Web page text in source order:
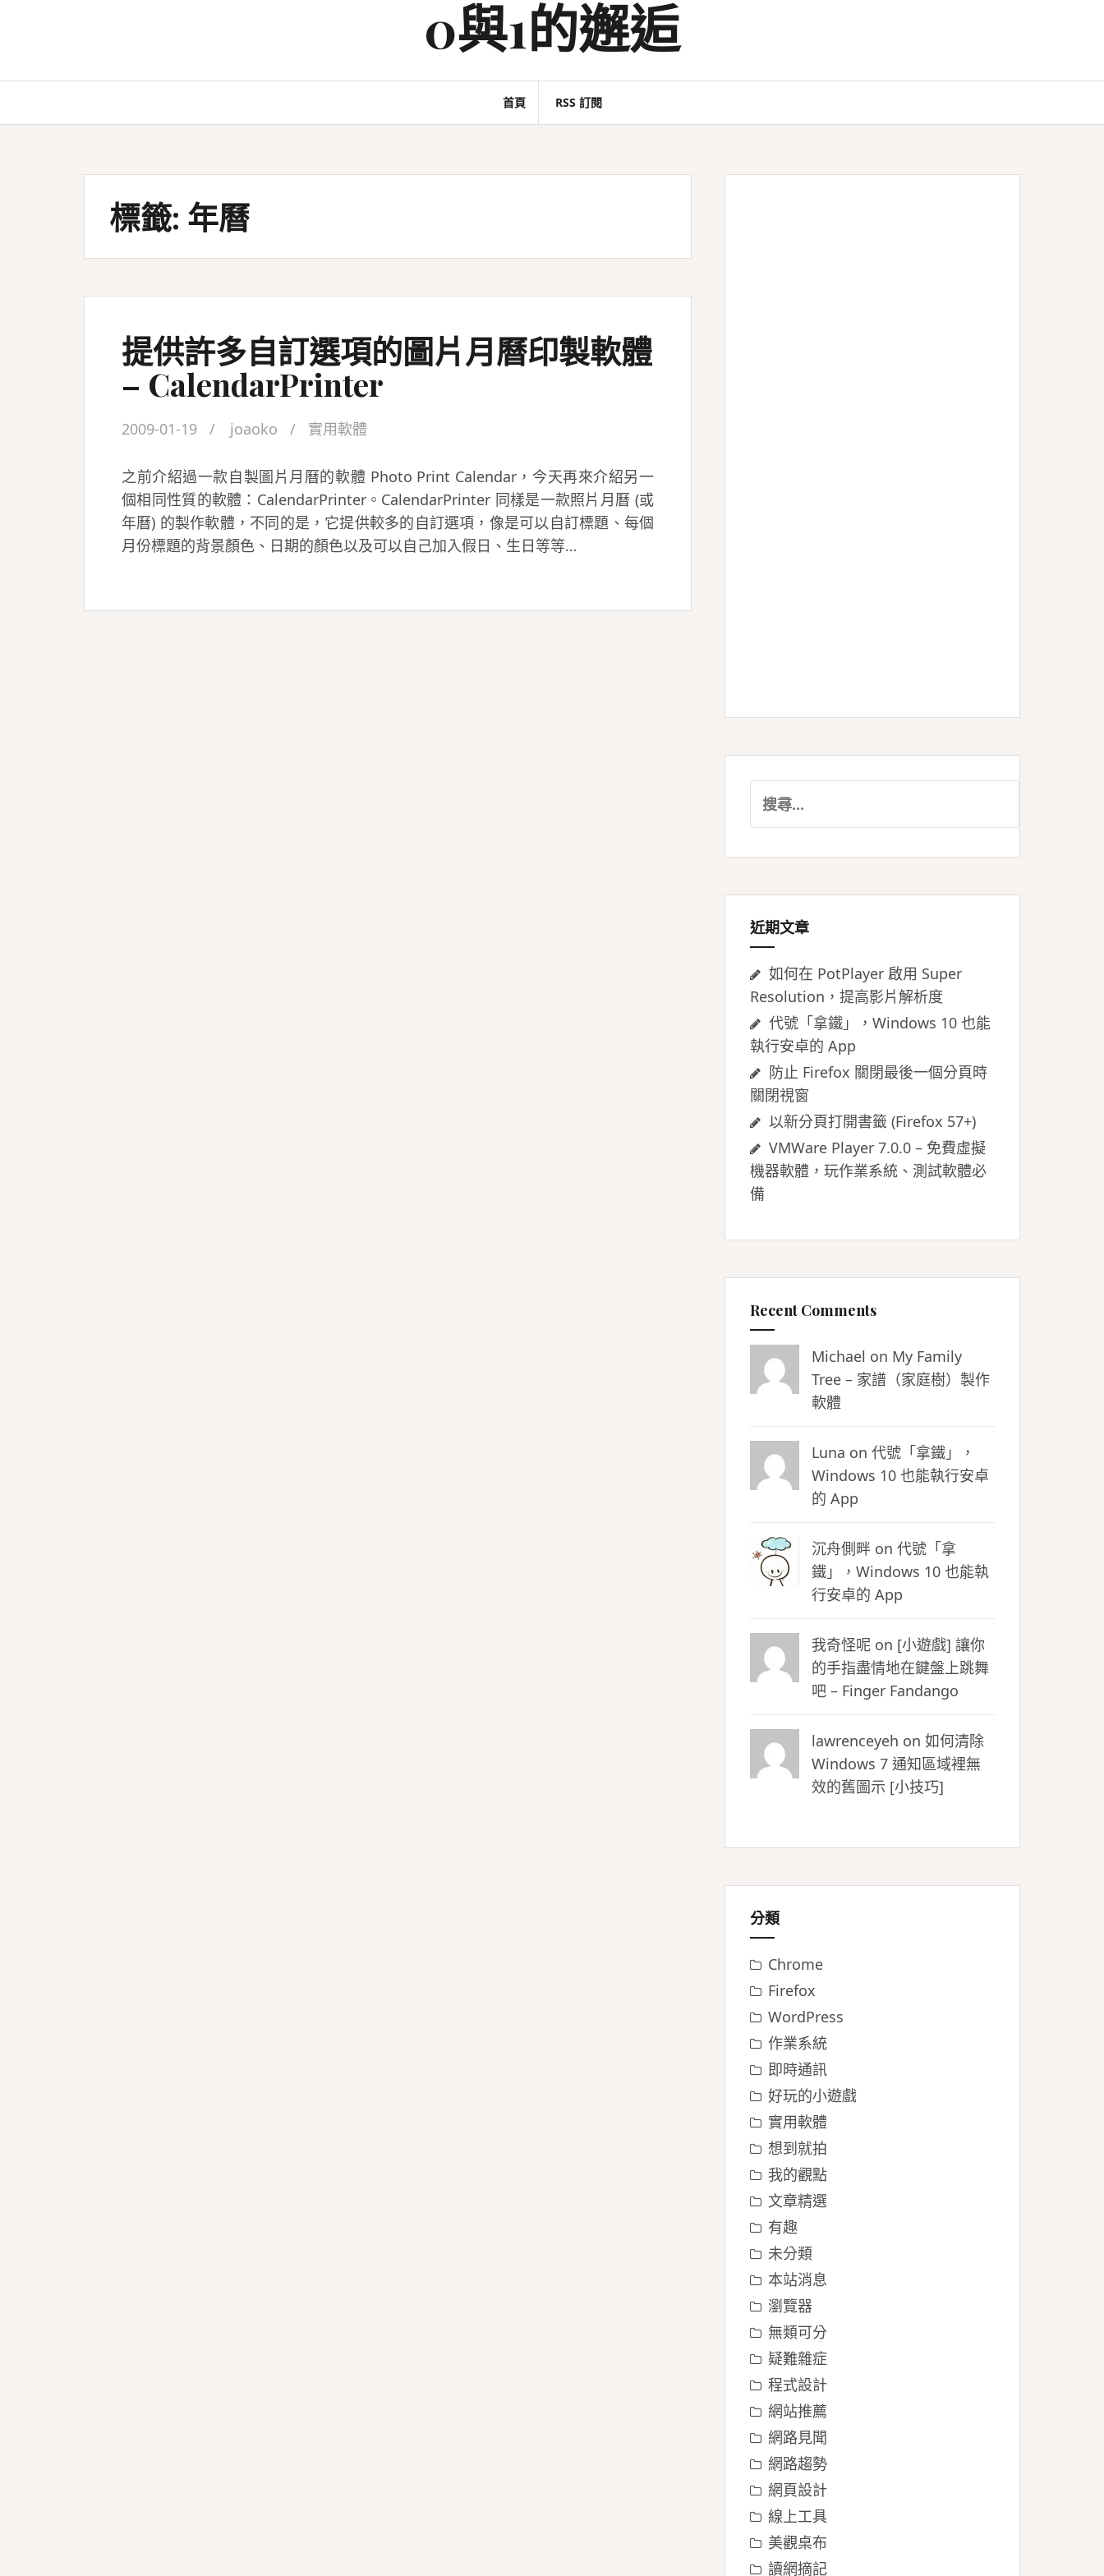
0與1的邂逅
首頁 RSS 訂閱
標籤: 年曆
提供許多自訂選項的圖片月曆印製軟體
– CalendarPrinter
2009-01-19 joaoko 實用軟體
之前介紹過一款自製圖片月曆的軟體 Photo Print Calendar，今天再來介紹另一
個相同性質的軟體：CalendarPrinter。CalendarPrinter 同樣是一款照片月曆 (或
年曆) 的製作軟體，不同的是，它提供較多的自訂選項，像是可以自訂標題、每個
月份標題的背景顏色、日期的顏色以及可以自己加入假日、生日等等…
尋
鍵
近期文章
如何在 PotPlayer 啟用 Super
Resolution，提高影片解析度
代號「拿鐵」，Windows 10 也能
執行安卓的 App
防止 Firefox 關閉最後一個分頁時
關閉視窗
以新分頁打開書籤 (Firefox 57+)
VMWare Player 7.0.0 – 免費虛擬
機器軟體，玩作業系統、測試軟體必
備
Recent Comments
Michael on My Family
Tree – 家譜（家庭樹）製作
軟體
Luna on 代號「拿鐵」，
Windows 10 也能執行安卓
的 App
沉舟側畔 on 代號「拿
鐵」，Windows 10 也能執
行安卓的 App
我奇怪呢 on [小遊戲] 讓你
的手指盡情地在鍵盤上跳舞
吧 – Finger Fandango
lawrenceyeh on 如何清除
Windows 7 通知區域裡無
效的舊圖示 [小技巧]
分類
Chrome
Firefox
WordPress
作業系統
即時通訊
好玩的小遊戲
實用軟體
想到就拍
我的觀點
文章精選
有趣
未分類
本站消息
瀏覽器
無類可分
疑難雜症
程式設計
網站推薦
網路見聞
網路趨勢
網頁設計
線上工具
美觀桌布
讀網摘記